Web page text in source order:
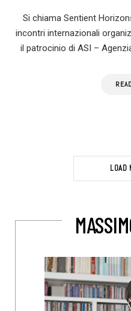
Si chiama Sentient
incontri internazionali
il patrocinio di ASI –
LOAD